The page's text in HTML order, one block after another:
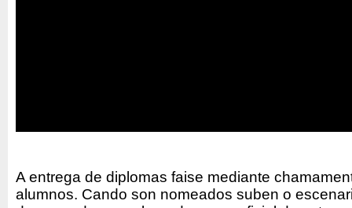
A entrega de diplomas faise mediante
alumnos. Cando son nomeados suben o